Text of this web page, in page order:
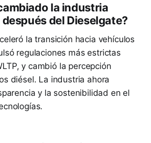
la industria
del Dieselgate?
la transición hacia vehículos
regulaciones más estrictas
y cambió la percepción
diésel. La industria ahora
y la sostenibilidad en el